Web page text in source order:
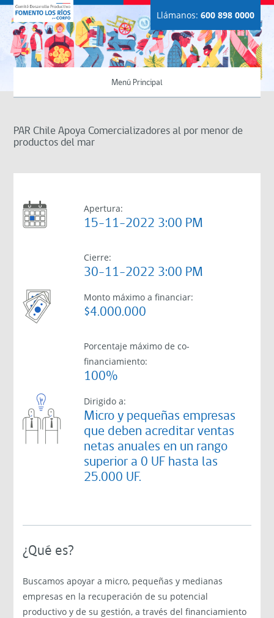
Llámanos: 600 898 0000
Menú Principal
PAR Chile Apoya Comercializadores al por menor de
productos del mar
Apertura:
15-11-2022 3:00 PM
Cierre:
30-11-2022 3:00 PM
Monto máximo a financiar:
$4.000.000
Porcentaje máximo de co-
financiamiento:
100%
Dirigido a:
Micro y pequeñas empresas
que deben acreditar ventas
netas anuales en un rango
superior a 0 UF hasta las
25.000 UF.
¿Qué es?
Buscamos apoyar a micro, pequeñas y medianas
empresas en la recuperación de su potencial
productivo y de su gestión, a través del financiamiento